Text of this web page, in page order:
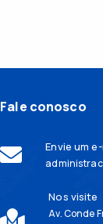
Fale conosco
Envie um
Nos visite
Av. Conde